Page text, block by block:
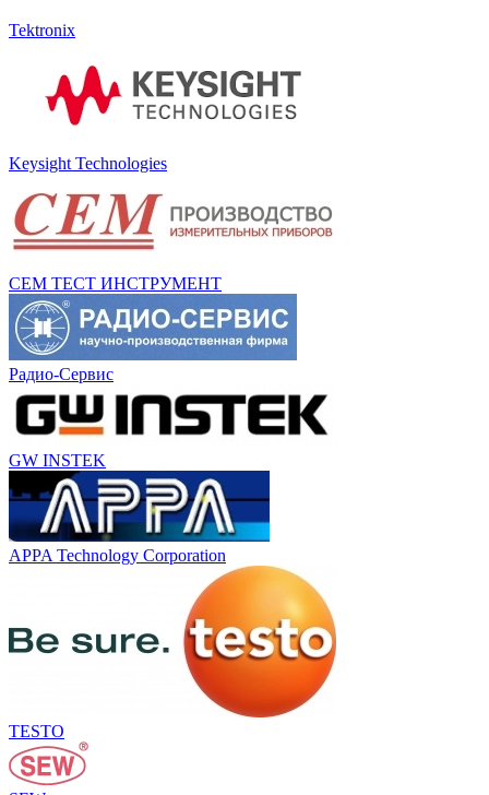
Tektronix
Keysight Technologies
СЕМ ТЕСТ ИНСТРУМЕНТ
Радио-Сервис
GW INSTEK
APPA Technology Corporation
TESTO